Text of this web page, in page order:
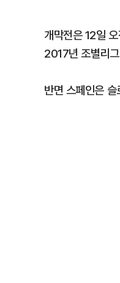
개막전은 12일
2017년 조별리
반면 스페인은